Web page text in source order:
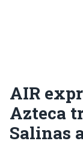
AIR
Azteca
Salinas